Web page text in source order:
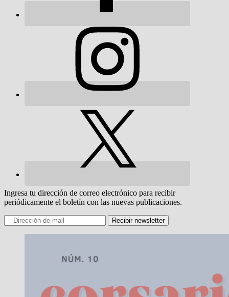
Ingresa tu dirección de correo electrónico para recibir
periódicamente el boletín con las nuevas publicaciones.
Recibir newsletter